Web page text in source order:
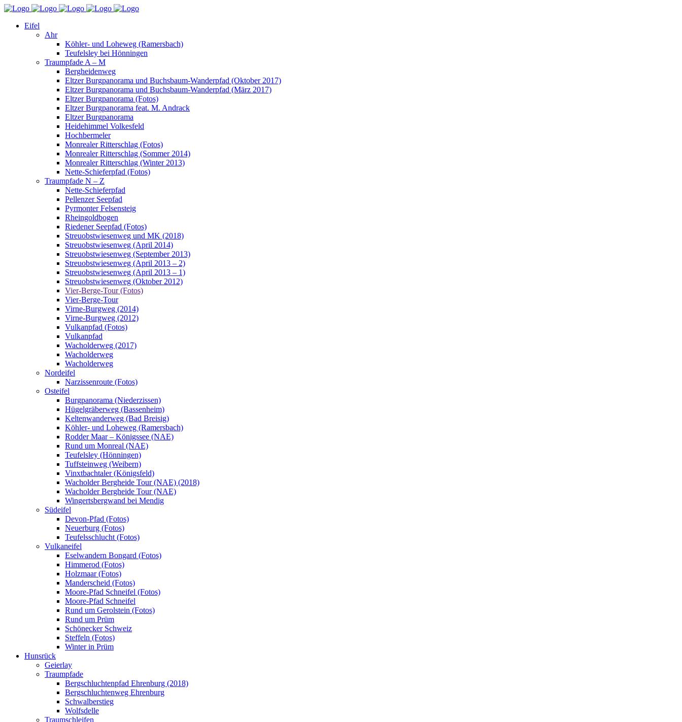
Eifel
Ahr
Köhler- und Loheweg (Ramersbach)
Teufelsley bei Hönningen
Traumpfade A – M
Bergheidenweg
Eltzer Burgpanorama und Buchsbaum-Wanderpfad (Oktober 2017)
Eltzer Burgpanorama und Buchsbaum-Wanderpfad (März 2017)
Eltzer Burgpanorama (Fotos)
Eltzer Burgpanorama feat. M. Andrack
Eltzer Burgpanorama
Heidehimmel Volkesfeld
Hochbermeler
Monrealer Ritterschlag (Fotos)
Monrealer Ritterschlag (Sommer 2014)
Monrealer Ritterschlag (Winter 2013)
Nette-Schieferpfad (Fotos)
Traumpfade N – Z
Nette-Schieferpfad
Pellenzer Seepfad
Pyrmonter Felsensteig
Rheingoldbogen
Riedener Seepfad (Fotos)
Streuobstwiesenweg und MK (2018)
Streuobstwiesenweg (April 2014)
Streuobstwiesenweg (September 2013)
Streuobstwiesenweg (April 2013 – 2)
Streuobstwiesenweg (April 2013 – 1)
Streuobstwiesenweg (Oktober 2012)
Vier-Berge-Tour (Fotos)
Vier-Berge-Tour
Virne-Burgweg (2014)
Virne-Burgweg (2012)
Vulkanpfad (Fotos)
Vulkanpfad
Wacholderweg (2017)
Wacholderweg
Wacholderweg
Nordeifel
Narzissenroute (Fotos)
Osteifel
Burgpanorama (Niederzissen)
Hügelgräberweg (Bassenheim)
Keltenwanderweg (Bad Breisig)
Köhler- und Loheweg (Ramersbach)
Rodder Maar – Königssee (NAE)
Rund um Monreal (NAE)
Teufelsley (Hönningen)
Tuffsteinweg (Weibern)
Vinxtbachtaler (Königsfeld)
Wacholder Bergheide Tour (NAE) (2018)
Wacholder Bergheide Tour (NAE)
Wingertsbergwand bei Mendig
Südeifel
Devon-Pfad (Fotos)
Neuerburg (Fotos)
Teufelsschlucht (Fotos)
Vulkaneifel
Eselwandern Bongard (Fotos)
Himmerod (Fotos)
Holzmaar (Fotos)
Manderscheid (Fotos)
Moore-Pfad Schneifel (Fotos)
Moore-Pfad Schneifel
Rund um Gerolstein (Fotos)
Rund um Prüm
Schönecker Schweiz
Steffeln (Fotos)
Winter in Prüm
Hunsrück
Geierlay
Traumpfade
Bergschluchtenpfad Ehrenburg (2018)
Bergschluchtenweg Ehrenburg
Schwalberstieg
Wolfsdelle
Traumschleifen